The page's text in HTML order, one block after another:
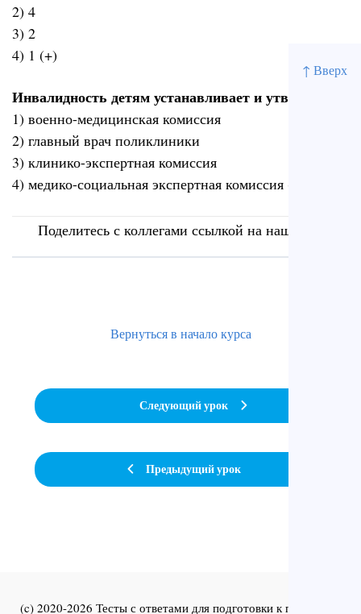
↑ Вверх
2) 4
3) 2
4) 1 (+)
Инвалидность детям устанавливает и утверждает
1) военно-медицинская комиссия
2) главный врач поликлиники
3) клинико-экспертная комиссия
4) медико-социальная экспертная комиссия (+)
Поделитесь с коллегами ссылкой на наш сайт
Предыдущий урок
Вернуться в начало курса
Следующий урок
(c) 2020-2026 Тесты с ответами для подготовки к первичной